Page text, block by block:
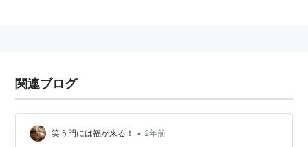
関連ブログ
笑う門には福が来る！ • 2年前